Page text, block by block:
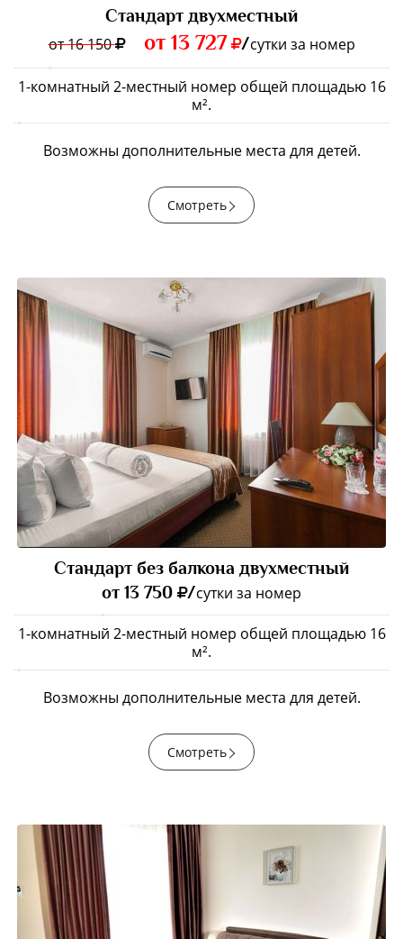
Стандарт двухместный
от 16 150
от 13 727 /сутки за номер
1-комнатный 2-местный номер общей площадью 16
м².
Возможны дополнительные места для детей.
Смотреть
Стандарт без балкона двухместный
от 13 750
/сутки за номер
1-комнатный 2-местный номер общей площадью 16
м².
Возможны дополнительные места для детей.
Смотреть